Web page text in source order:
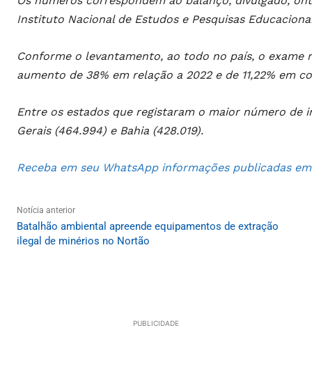
Instituto Nacional de Estudos e Pesquisas
Conforme o levantamento, ao todo no país, o
aumento de 38% em relação a 2022 e de 11,22% em
Entre os estados que registaram o maior número de
Gerais (464.994) e Bahia (428.019).
Receba em seu WhatsApp informações publicadas
Notícia anterior
Batalhão ambiental apreende equipamentos de extração
ilegal de minérios no Nortão
PUBLICIDADE